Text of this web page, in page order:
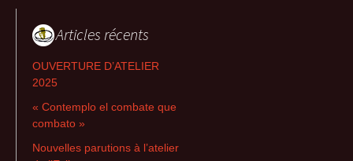
Articles récents
OUVERTURE D’ATELIER
2025
« Contemplo el combate que
combato »
Nouvelles parutions à l’atelier